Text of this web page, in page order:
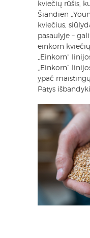
kviečių rūšis,
Šiandien
kviečius,
pasaulyje –
einkorn
„Einkorn“
„Einkorn“
ypač
Patys